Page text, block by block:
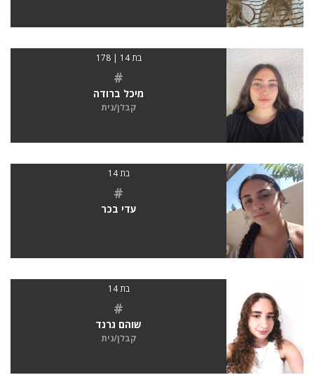
בת 14 | 178
#
מיכל ברודה
קבלן/נית
בת 14
#
עדי בכר
בת 14
#
שוהם גרנד
קבלן/נית